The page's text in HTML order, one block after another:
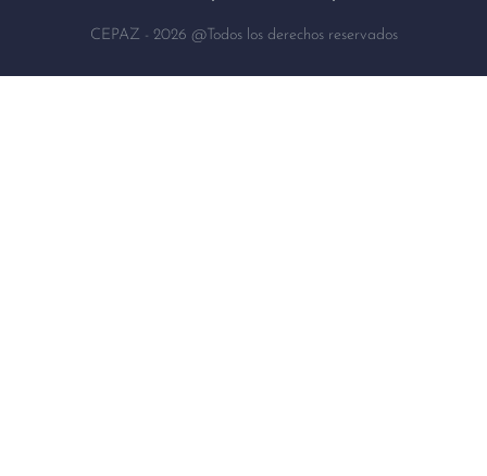
CEPAZ - 2026 @Todos los derechos reservados